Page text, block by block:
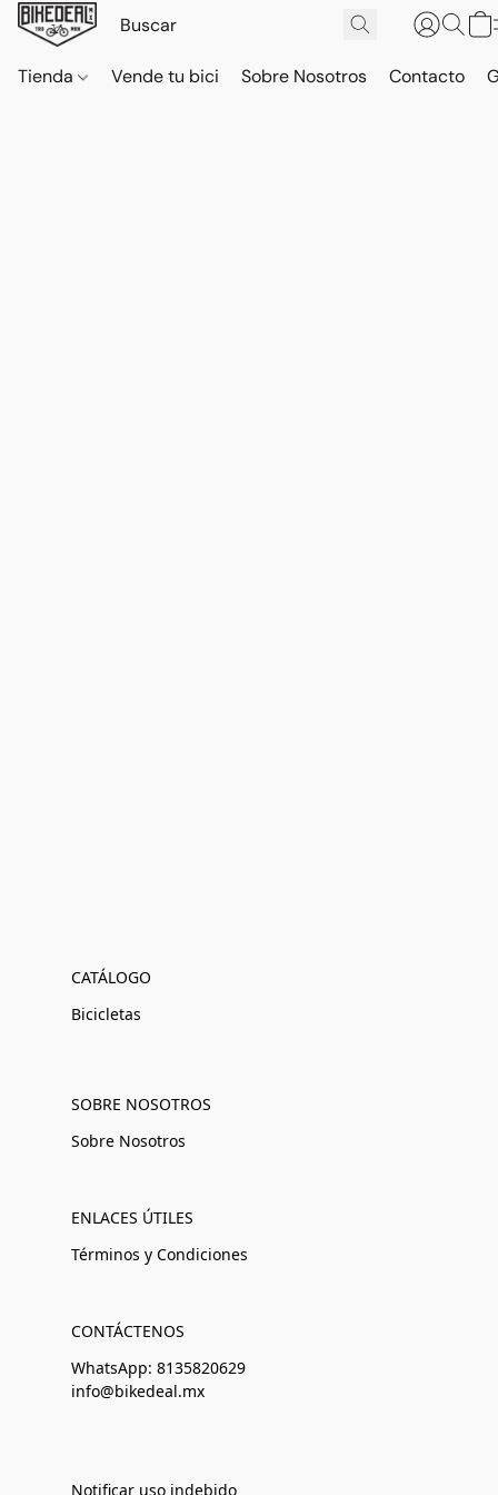
Tienda Vende tu bici Sobre Nosotros Contacto
CATÁLOGO
Bicicletas
SOBRE NOSOTROS
Sobre Nosotros
ENLACES ÚTILES
Términos y Condiciones
CONTÁCTENOS
WhatsApp: 8135820629
info@bikedeal.mx
Notificar uso indebido